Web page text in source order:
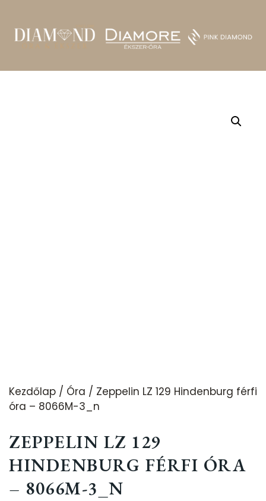
Kezdőlap / Óra / Zeppelin LZ 129 Hindenburg férfi
óra – 8066M-3_n
ZEPPELIN LZ 129
HINDENBURG FÉRFI ÓRA
– 8066M-3_N